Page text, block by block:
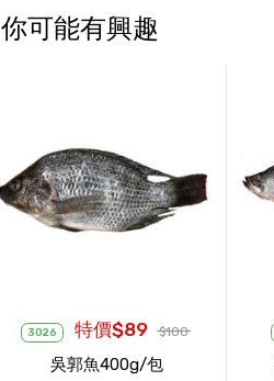
你可能有興趣
3026 特價$89 $100
吳郭魚400g/包